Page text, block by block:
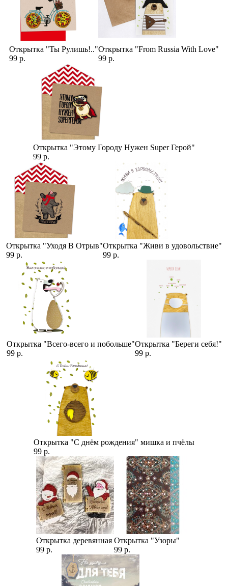
Открытка "Ты Рулишь!.."
99 р.
Открытка "From Russia With Love"
99 р.
Открытка "Этому Городу Нужен Super Герой"
99 р.
Открытка "Уходя В Отрыв"
99 р.
Открытка "Живи в удовольствие"
99 р.
Открытка "Всего-всего и побольше"
99 р.
Открытка "Береги себя!"
99 р.
Открытка "С днём рождения" мишка и пчёлы
99 р.
Открытка деревянная
99 р.
Открытка "Узоры"
99 р.